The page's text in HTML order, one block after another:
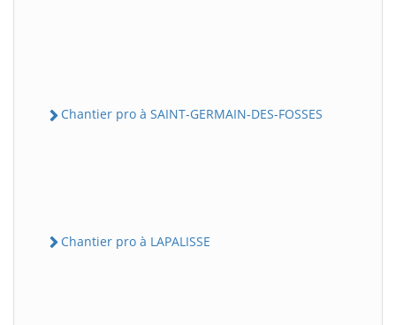
Chantier pro à SAINT-GERMAIN-DES-FOSSES
Chantier pro à LAPALISSE